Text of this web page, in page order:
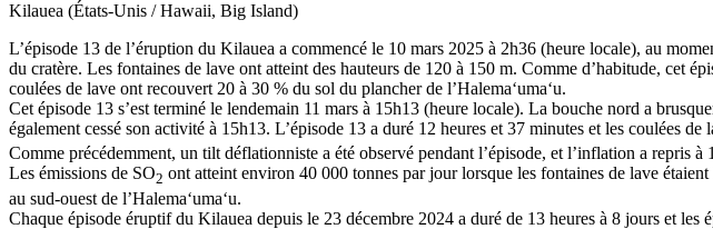
Kilauea (États-Unis / Hawaii, Big Island)
L’épisode 13 de l’éruption du Kilauea a commencé le 10 mars 2025 à 2h36 (heure locale), au
du cratère. Les fontaines de lave ont atteint des hauteurs de 120 à 150 m. Comme d’habitude, cet
coulées de lave ont recouvert 20 à 30 % du sol du plancher de l’Halemaʻumaʻu.
Cet épisode 13 s’est terminé le lendemain 11 mars à 15h13 (heure locale). La bouche nord a
également cessé son activité à 15h13. L’épisode 13 a duré 12 heures et 37 minutes et les coulées
Comme précédemment, un tilt déflationniste a été observé pendant l’épisode, et l’inflation a repris
Les émissions de SO2 ont atteint environ 40 000 tonnes par jour lorsque les fontaines de lave
au sud-ouest de l’Halemaʻumaʻu.
Chaque épisode éruptif du Kilauea depuis le 23 décembre 2024 a duré de 13 heures à 8 jours et les